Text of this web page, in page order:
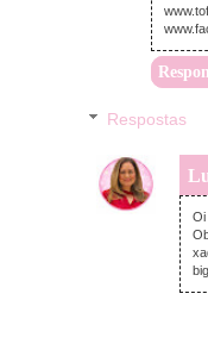
Respostas
Oi